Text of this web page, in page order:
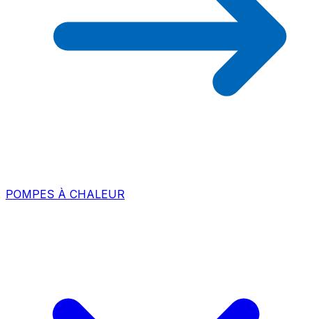
POMPES À CHALEUR